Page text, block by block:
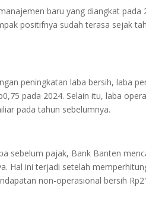
baru yang diangkat
positifnya sudah terasa sejak
peningkatan laba bersih, laba
pada 2024. Selain itu, laba
pada tahun sebelumnya.
sebelum pajak, Bank Banten
Hal ini terjadi setelah
non-operasional bersih